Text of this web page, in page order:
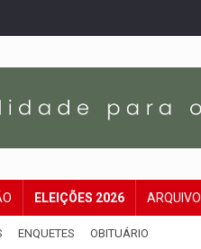
ELEIÇÕES 2026 ARQUIVO
ENQUETES OBITUÁRIO